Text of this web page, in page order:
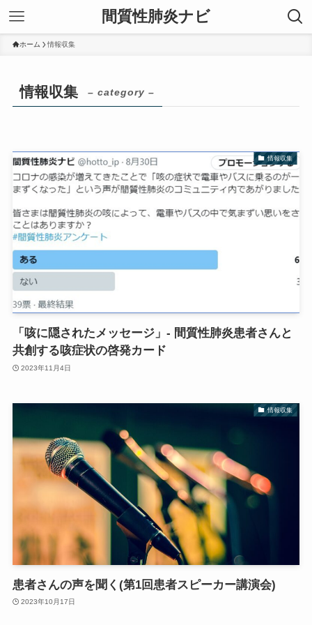
間質性肺炎ナビ
ホーム 情報収集
情報収集 – category –
情報収集
「咳に隠されたメッセージ」- 間質性肺炎患者さんと
共創する咳症状の啓発カード
2023年11月4日
情報収集
患者さんの声を聞く(第1回患者スピーカー講演会)
2023年10月17日